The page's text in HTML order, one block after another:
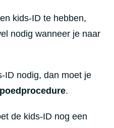
kids-ID te hebben,
nodig wanneer je naar
ID nodig, dan moet je
.
de kids-ID nog een